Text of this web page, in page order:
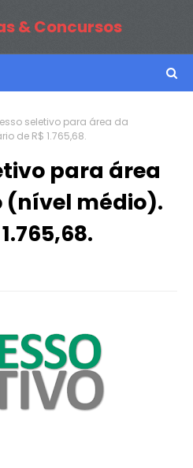
& Concursos
seletivo para área da
de R$ 1.765,68.
para área
(nível médio).